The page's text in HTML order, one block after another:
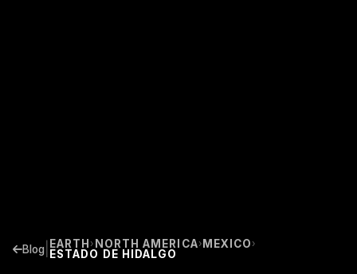
Blog EARTH › NORTH AMERICA› MEXICO ›
ESTADO DE HIDALGO